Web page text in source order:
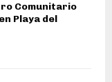
Comunitario
Playa del